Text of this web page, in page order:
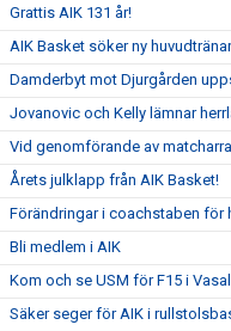
Grattis AIK 131 år!
AIK Basket söker ny
Damderbyt mot Djurgården
Jovanovic och Kelly lämnar
Vid genomförande av
Årets julklapp från AIK Basket!
Förändringar i coachstaben för
Bli medlem i AIK
Kom och se USM för F15 i
Säker seger för AIK i